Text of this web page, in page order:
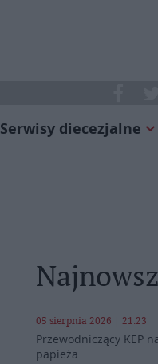
Serwisy diecezjalne
05 sierpnia 2026 | 21:23
Przewodniczący KEP
papieża